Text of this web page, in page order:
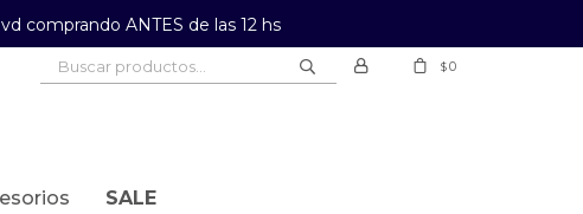
comprando ANTES de las 12 hs
SALE
$0